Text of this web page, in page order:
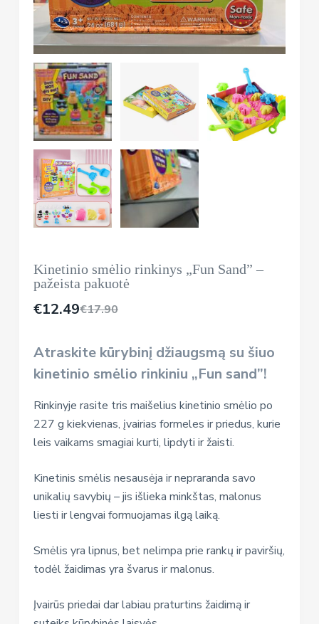
Kinetinio smėlio rinkinys „Fun Sand” –
pažeista pakuotė
€17.90
€12.49
Atraskite kūrybinį džiaugsmą su šiuo
kinetinio smėlio rinkiniu „Fun sand”!
Rinkinyje rasite tris maišelius kinetinio smėlio po
227 g kiekvienas, įvairias formeles ir priedus, kurie
leis vaikams smagiai kurti, lipdyti ir žaisti.
Kinetinis smėlis nesausėja ir nepraranda savo
unikalių savybių – jis išlieka minkštas, malonus
liesti ir lengvai formuojamas ilgą laiką.
Smėlis yra lipnus, bet nelimpa prie rankų ir paviršių,
todėl žaidimas yra švarus ir malonus.
Įvairūs priedai dar labiau praturtins žaidimą ir